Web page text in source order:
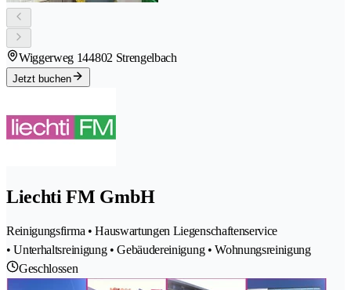
Wiggerweg 144802 Strengelbach
Jetzt buchen
Liechti FM GmbH
Reinigungsfirma • Hauswartungen Liegenschaftenservice
• Unterhaltsreinigung • Gebäudereinigung • Wohnungsreinigung
Geschlossen